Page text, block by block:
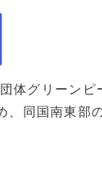
体グリーンピ
、同国南東部